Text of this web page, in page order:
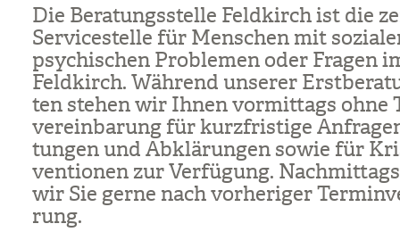
Die Bera­tungs­stelle Feld­kirch ist die
Ser­vice­stelle für Men­schen mit
psy­chi­schen Pro­ble­men oder Fra­gen
Feld­kirch. Wäh­rend unse­rer
ten ste­hen wir Ihnen vor­mit­tags ohne
ver­ein­ba­rung für kurz­fris­tige
tun­gen und Abklä­run­gen sowie für
ven­tio­nen zur Ver­fü­gung.
wir Sie gerne nach vor­he­ri­ger
rung.